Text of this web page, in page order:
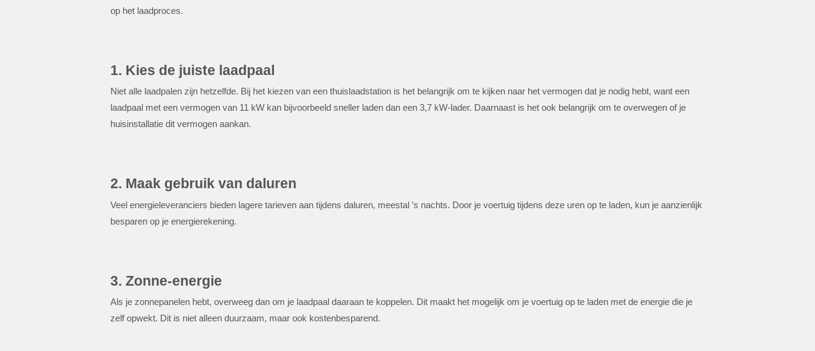
op het laadproces.
1. Kies de juiste laadpaal
Niet alle laadpalen zijn hetzelfde. Bij het kiezen van een thuislaadstation is het belangrijk om te kijken naar het vermogen dat je nodig hebt, want een
laadpaal met een vermogen van 11 kW kan bijvoorbeeld sneller laden dan een 3,7 kW-lader. Daarnaast is het ook belangrijk om te overwegen of je
huisinstallatie dit vermogen aankan.
2. Maak gebruik van daluren
Veel energieleveranciers bieden lagere tarieven aan tijdens daluren, meestal ’s nachts. Door je voertuig tijdens deze uren op te laden, kun je aanzienlijk
besparen op je energierekening.
3. Zonne-energie
Als je zonnepanelen hebt, overweeg dan om je laadpaal daaraan te koppelen. Dit maakt het mogelijk om je voertuig op te laden met de energie die je
zelf opwekt. Dit is niet alleen duurzaam, maar ook kostenbesparend.